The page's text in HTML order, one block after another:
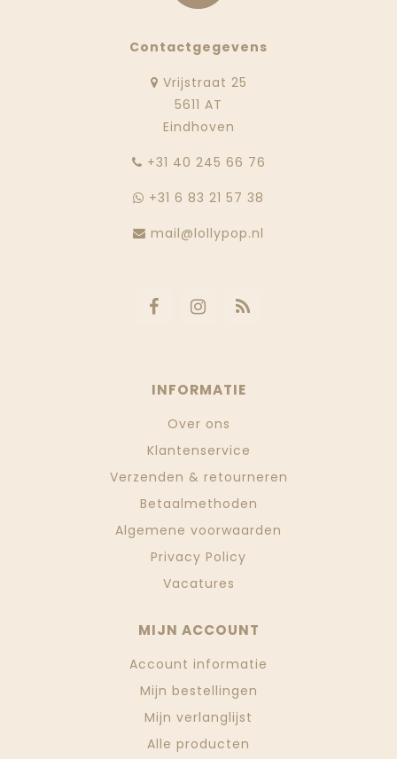
Contactgegevens
Vrijstraat 25
5611 AT
Eindhoven
‭+31 40 245 66 76
+31 6 83 21 57 38
mail@lollypop.nl
INFORMATIE
Over ons
Klantenservice
Verzenden & retourneren
Betaalmethoden
Algemene voorwaarden
Privacy Policy
Vacatures
MIJN ACCOUNT
Account informatie
Mijn bestellingen
Mijn verlanglijst
Alle producten